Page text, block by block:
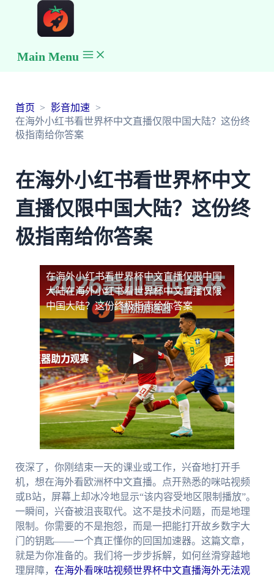
Main Menu
首页
影音加速
在海外小红书看世界杯中文直播仅限中国大陆？这份终
极指南给你答案
在海外小红书看世界杯中文
直播仅限中国大陆？这份终
极指南给你答案
在海外小红书看世界杯中文直播仅限中国
大陆在海外小红书看世界杯中文直播仅限
中国大陆？这份终极指南给你答案
夜深了，你刚结束一天的课业或工作，兴奋地打开手
机，想在海外看欧洲杯中文直播。点开熟悉的咪咕视频
或B站，屏幕上却冰冷地显示“该内容受地区限制播放”。
一瞬间，兴奋被沮丧取代。这不是技术问题，而是地理
限制。你需要的不是抱怨，而是一把能打开故乡数字大
门的钥匙——一个真正懂你的回国加速器。这篇文章，
就是为你准备的。我们将一步步拆解，如何丝滑穿越地
理屏障， 在海外看咪咕视频世界杯中文直播海外无法观